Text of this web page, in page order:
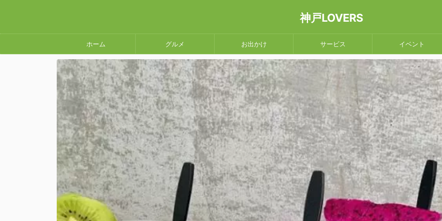
神戸LOVERS
ホーム グルメ お出かけ サービス イベント